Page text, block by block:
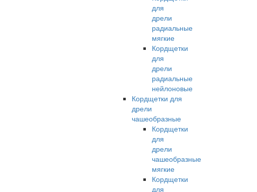
для
дрели
радиальные
мягкие
Кордщетки
для
дрели
радиальные
нейлоновые
Кордщетки для
дрели
чашеобразные
Кордщетки
для
дрели
чашеобразные
мягкие
Кордщетки
для